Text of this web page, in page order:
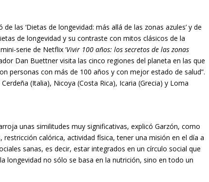
las ‘Dietas de longevidad: más allá de las zonas azules’ y de
de longevidad y su contraste con mitos clásicos de la
serie de Netflix ‘Vivir 100 años: los secretos de las zonas
Dan Buettner visita las cinco regiones del planeta en las que
personas con más de 100 años y con mejor estado de salud”.
(Italia), Nicoya (Costa Rica), Icaria (Grecia) y Loma
unas similitudes muy significativas, explicó Garzón, como
calórica, actividad física, tener una misión en el día a
sanas, es decir, estar integrados en un círculo social que
longevidad no sólo se basa en la nutrición, sino en todo un